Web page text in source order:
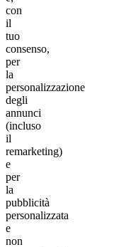
con
il
tuo
consenso,
per
la
personalizzazione
degli
annunci
(incluso
il
remarketing)
e
per
la
pubblicità
personalizzata
e
non